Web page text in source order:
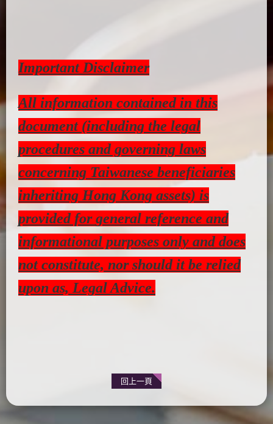
Important Disclaimer
All information contained in this
document (including the legal
procedures and governing laws
concerning Taiwanese beneficiaries
inheriting Hong Kong assets) is
provided forgeneral reference and
informational purposes only and does
not constitute, nor should it be relied
upon as, Legal Advice.
回上一頁